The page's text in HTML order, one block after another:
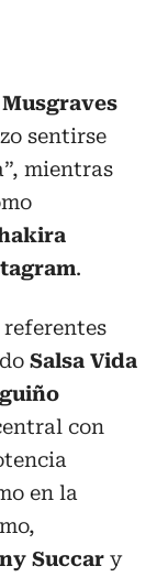
sentirse
mientras
.
referentes
Salsa Vida
con
en la
Succar y